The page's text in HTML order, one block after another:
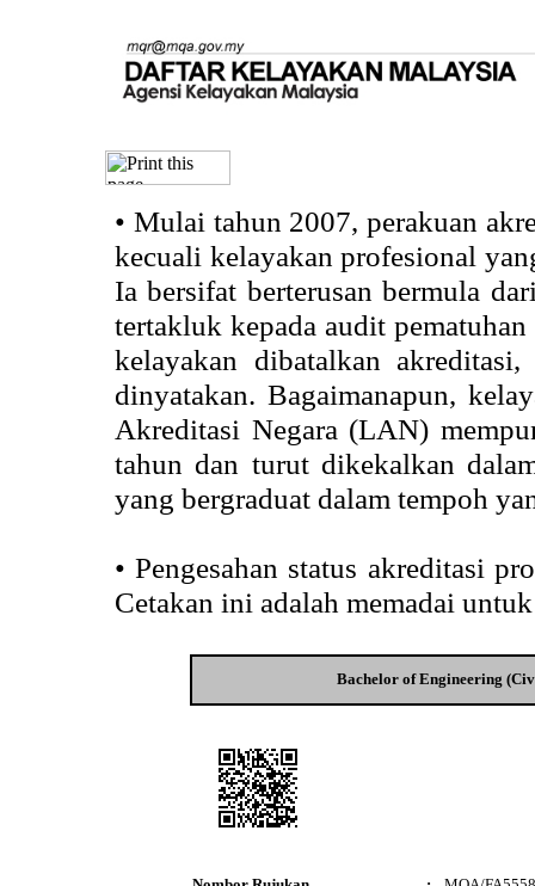
• Mulai tahun 2007, perakuan
kecuali kelayakan profesional
Ia bersifat berterusan bermula
tertakluk kepada audit
kelayakan dibatalkan
dinyatakan. Bagaimanapun,
Akreditasi Negara (LAN)
tahun dan turut dikekalkan
yang bergraduat dalam tempoh
• Pengesahan status akreditasi
Cetakan ini adalah memadai
Bachelor of Engineering